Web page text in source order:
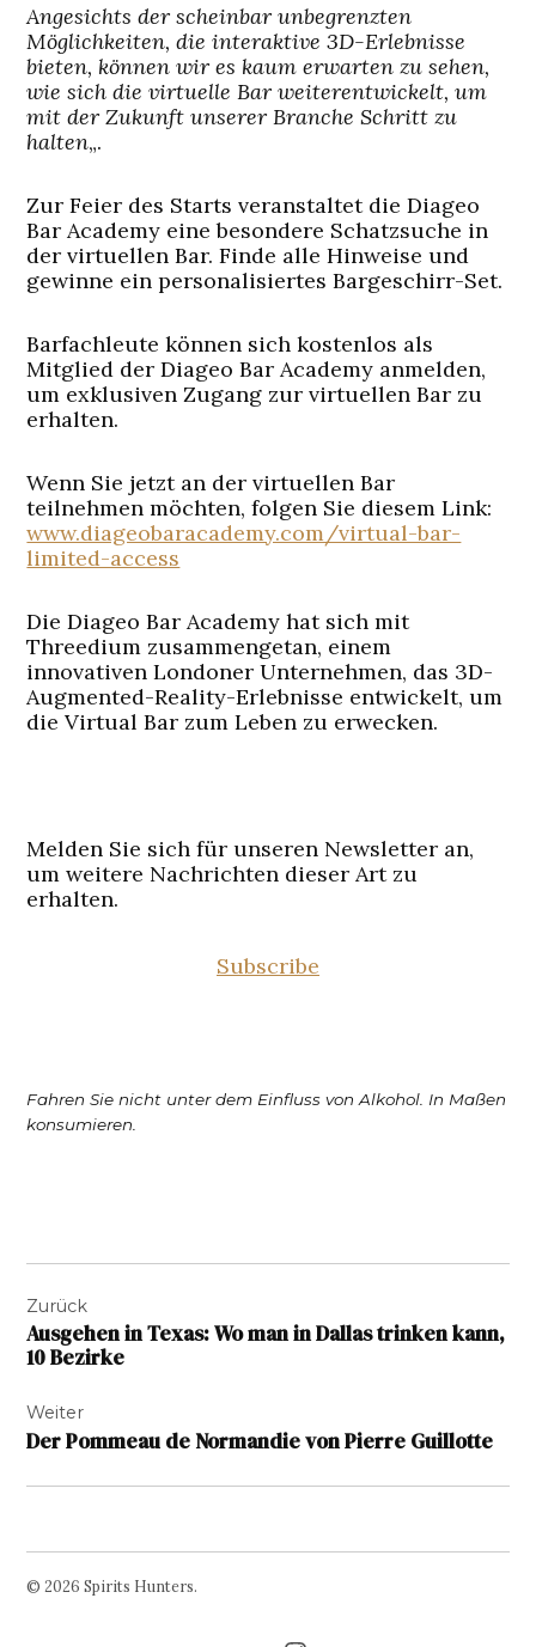
Angesichts der scheinbar unbegrenzten
Möglichkeiten, die interaktive 3D-Erlebnisse
bieten, können wir es kaum erwarten zu sehen,
wie sich die virtuelle Bar weiterentwickelt, um
mit der Zukunft unserer Branche Schritt zu
halten„.
Zur Feier des Starts veranstaltet die Diageo
Bar Academy eine besondere Schatzsuche in
der virtuellen Bar. Finde alle Hinweise und
gewinne ein personalisiertes Bargeschirr-Set.
Barfachleute können sich kostenlos als
Mitglied der Diageo Bar Academy anmelden,
um exklusiven Zugang zur virtuellen Bar zu
erhalten.
Wenn Sie jetzt an der virtuellen Bar
teilnehmen möchten, folgen Sie diesem Link:
www.diageobaracademy.com/virtual-bar-
limited-access
Die Diageo Bar Academy hat sich mit
Threedium zusammengetan, einem
innovativen Londoner Unternehmen, das 3D-
Augmented-Reality-Erlebnisse entwickelt, um
die Virtual Bar zum Leben zu erwecken.
Melden Sie sich für unseren Newsletter an,
um weitere Nachrichten dieser Art zu
erhalten.
Subscribe
Fahren Sie nicht unter dem Einfluss von Alkohol. In Maßen
konsumieren.
Zurück
Ausgehen in Texas: Wo man in Dallas trinken kann,
10 Bezirke
Weiter
Der Pommeau de Normandie von Pierre Guillotte
© 2026 Spirits Hunters.